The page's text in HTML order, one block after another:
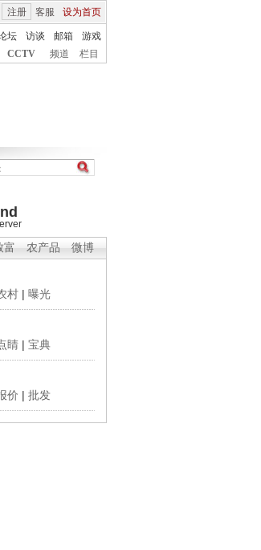
客服 设为首页
注册
坛 访谈 邮箱
游戏
CCTV 频道 栏目
富 农产品 微博
村 | 曝光
睛 | 宝典
价 | 批发